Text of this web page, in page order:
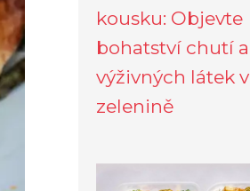
kousku: Objevte
bohatství chutí a
výživných látek v
zelenině